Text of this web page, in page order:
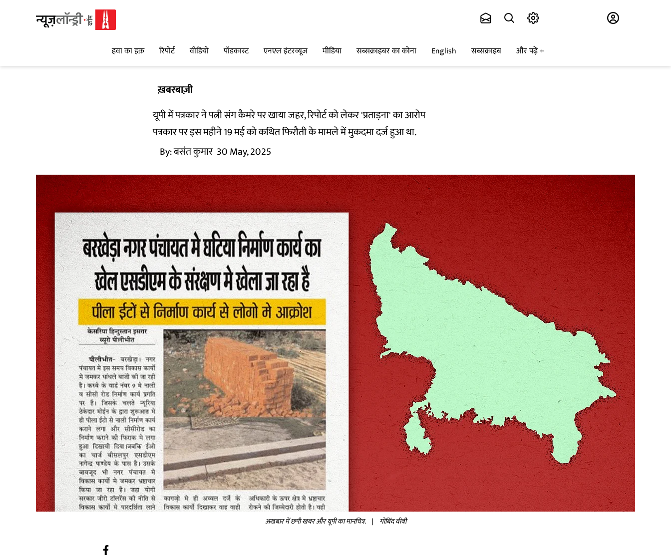
हवा का हक़ रिपोर्ट वीडियो पॉडकास्ट एनएल इंटरव्यूज मीडिया सब्सक्राइबर का कोना English सब्सक्राइब और पढ़ें
ख़बरबाज़ी
यूपी में पत्रकार ने पत्नी संग कैमरे पर खाया जहर, रिपोर्ट को लेकर 'प्रताड़ना' का आरोप
पत्रकार पर इस महीने 19 मई को कथित फिरौती के मामले में मुकदमा दर्ज हुआ था.
By:बसंत कुमार 30 May, 2025
अखबार में छपी खबर और यूपी का मानचित्र. | गोबिंद वीबी